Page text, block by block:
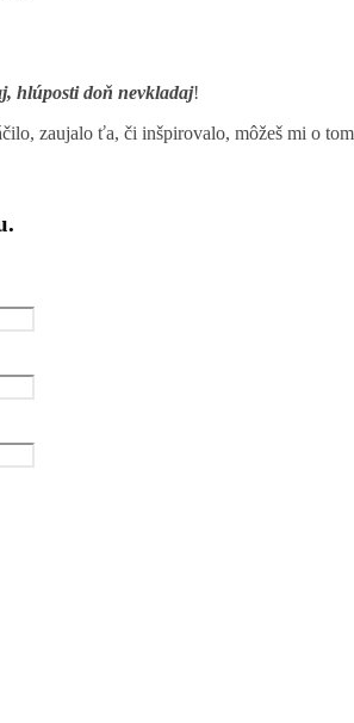
hlúposti doň nevkladaj!
zaujalo ťa, či inšpirovalo, môžeš mi o